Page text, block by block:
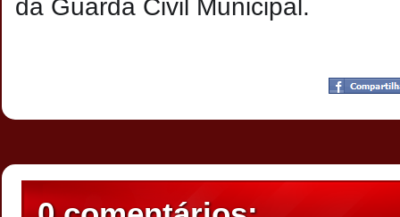
da Guarda Civil Municipal.
18:18